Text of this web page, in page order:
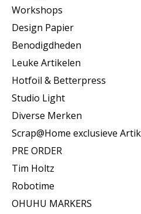
Workshops
Design Papier
Benodigdheden
Leuke Artikelen
Hotfoil & Betterpress
Studio Light
Diverse Merken
Scrap@Home exclusieve
PRE ORDER
Tim Holtz
Robotime
OHUHU MARKERS